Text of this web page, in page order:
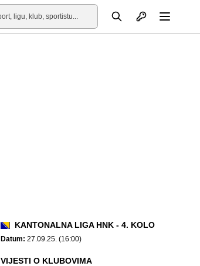
Otvori profil
KANTONALNA LIGA HNK - 4. KOLO
Datum: 27.09.25. (16:00)
VIJESTI O KLUBOVIMA